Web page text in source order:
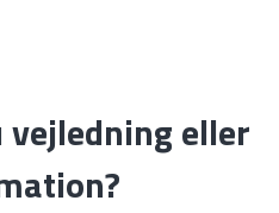
vejledning eller